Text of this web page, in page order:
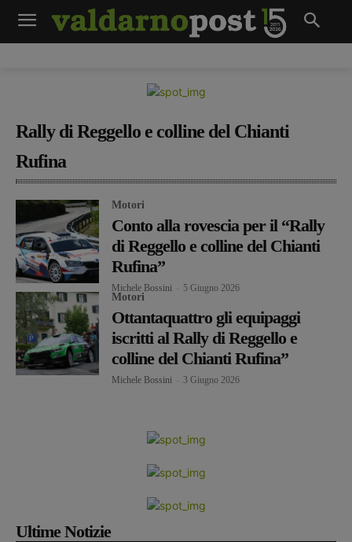
Rally di Reggello e colline del Chianti
Rufina
Motori
Conto alla rovescia per il “Rally
di Reggello e colline del Chianti
Rufina”
Michele Bossini 5 Giugno 2026
Motori
Ottantaquattro gli equipaggi
iscritti al Rally di Reggello e
colline del Chianti Rufina”
Michele Bossini 3 Giugno 2026
Ultime Notizie